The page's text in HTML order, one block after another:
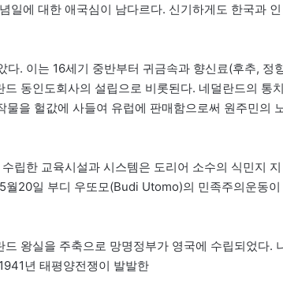
일에 대한 애국심이 남다르다. 신기하게도 한국과 인
. 이는 16세기 중반부터 귀금속과 향신료(후추, 정
동인도회사의 설립으로 비롯된다. 네덜란드의 통치
을 헐값에 사들여 유럽에 판매함으로써 원주민의
립한 교육시설과 시스템은 도리어 소수의 식민지 지
20일 부디 우또모(Budi Utomo)의 민족주의운동이
왕실을 주축으로 망명정부가 영국에 수립되었다.
년 태평양전쟁이 발발한